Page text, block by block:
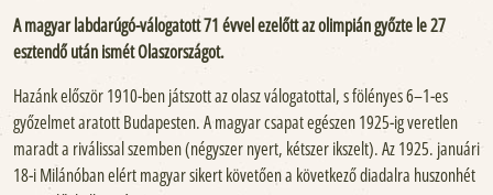
A magyar labdarúgó-válogatott 71 évvel ezelőtt az olimpián győzte le 27
esztendő után ismét Olaszországot.
Hazánk először 1910-ben játszott az olasz válogatottal, s fölényes 6–1-es
győzelmet aratott Budapesten. A magyar csapat egészen 1925-ig veretlen
maradt a riválissal szemben (négyszer nyert, kétszer ikszelt). Az 1925. januári
18-i Milánóban elért magyar sikert követően a következő diadalra huszonhét